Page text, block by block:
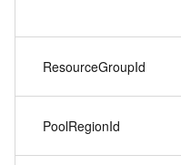
ResourceGroupId
PoolRegionId